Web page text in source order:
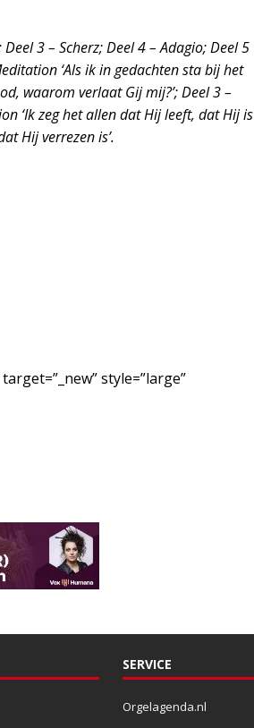
3 – Scherz; Deel 4 – Adagio; Deel 5
‘Als ik in gedachten sta bij het
waarom verlaat Gij mij?’; Deel 3 –
‘Ik zeg het allen dat Hij leeft, dat Hij is
Hij verrezen is’.
style=”large”
SERVICE
Orgelagenda.nl